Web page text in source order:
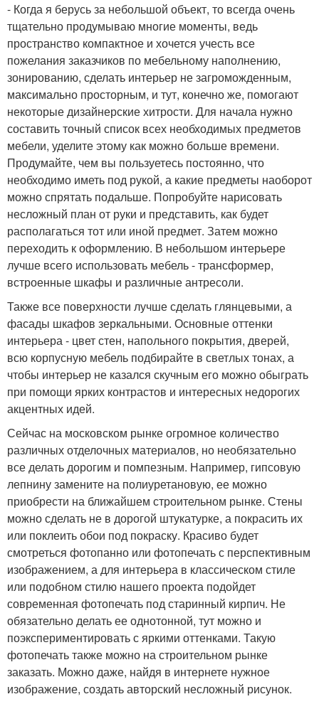
- Когда я берусь за небольшой объект, то всегда очень
тщательно продумываю многие моменты, ведь
пространство компактное и хочется учесть все
пожелания заказчиков по мебельному наполнению,
зонированию, сделать интерьер не загроможденным,
максимально просторным, и тут, конечно же, помогают
некоторые дизайнерские хитрости. Для начала нужно
составить точный список всех необходимых предметов
мебели, уделите этому как можно больше времени.
Продумайте, чем вы пользуетесь постоянно, что
необходимо иметь под рукой, а какие предметы наоборот
можно спрятать подальше. Попробуйте нарисовать
несложный план от руки и представить, как будет
располагаться тот или иной предмет. Затем можно
переходить к оформлению. В небольшом интерьере
лучше всего использовать мебель - трансформер,
встроенные шкафы и различные антресоли.
Также все поверхности лучше сделать глянцевыми, а
фасады шкафов зеркальными. Основные оттенки
интерьера - цвет стен, напольного покрытия, дверей,
всю корпусную мебель подбирайте в светлых тонах, а
чтобы интерьер не казался скучным его можно обыграть
при помощи ярких контрастов и интересных недорогих
акцентных идей.
Сейчас на московском рынке огромное количество
различных отделочных материалов, но необязательно
все делать дорогим и помпезным. Например, гипсовую
лепнину замените на полиуретановую, ее можно
приобрести на ближайшем строительном рынке. Стены
можно сделать не в дорогой штукатурке, а покрасить их
или поклеить обои под покраску. Красиво будет
смотреться фотопанно или фотопечать с перспективным
изображением, а для интерьера в классическом стиле
или подобном стилю нашего проекта подойдет
современная фотопечать под старинный кирпич. Не
обязательно делать ее однотонной, тут можно и
поэкспериментировать с яркими оттенками. Такую
фотопечать также можно на строительном рынке
заказать. Можно даже, найдя в интернете нужное
изображение, создать авторский несложный рисунок.